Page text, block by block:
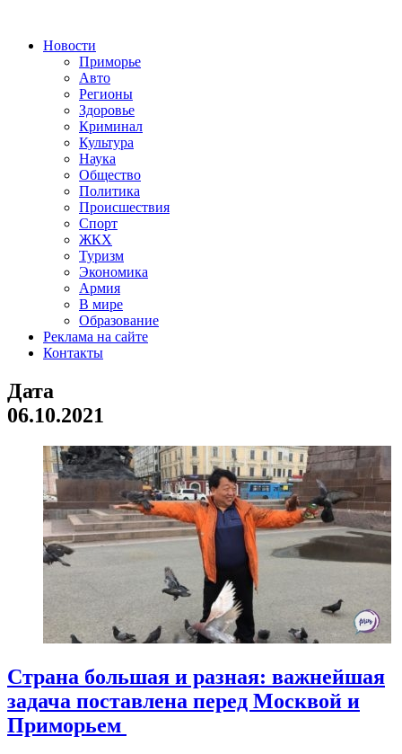
Новости
Приморье
Авто
Регионы
Здоровье
Криминал
Культура
Наука
Общество
Политика
Происшествия
Спорт
ЖКХ
Туризм
Экономика
Армия
В мире
Образование
Реклама на сайте
Контакты
Дата
06.10.2021
Страна большая и разная: важнейшая
задача поставлена перед Москвой и
Приморьем